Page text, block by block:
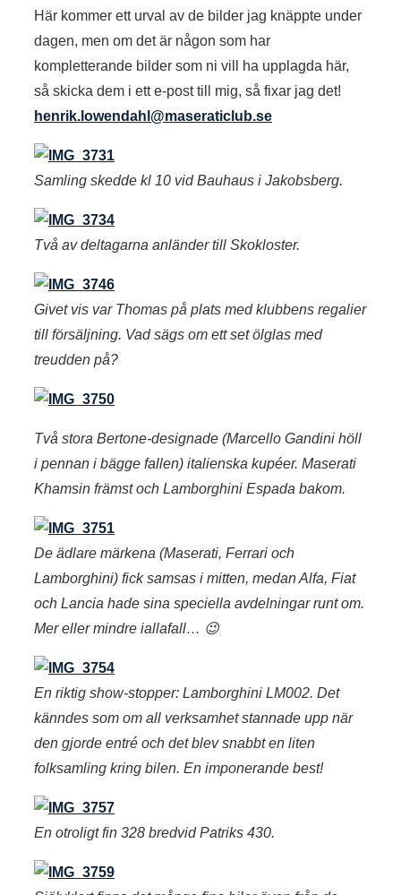
Här kommer ett urval av de bilder jag knäppte under
dagen, men om det är någon som har
kompletterande bilder som ni vill ha upplagda här,
så skicka dem i ett e-post till mig, så fixar jag det!
henrik.lowendahl@maseraticlub.se
Samling skedde kl 10 vid Bauhaus i Jakobsberg.
Två av deltagarna anländer till Skokloster.
Givet vis var Thomas på plats med klubbens regalier
till försäljning. Vad sägs om ett set ölglas med
treudden på?
Två stora Bertone-designade (Marcello Gandini höll
i pennan i bägge fallen) italienska kupéer. Maserati
Khamsin främst och Lamborghini Espada bakom.
De ädlare märkena (Maserati, Ferrari och
Lamborghini) fick samsas i mitten, medan Alfa, Fiat
och Lancia hade sina speciella avdelningar runt om.
Mer eller mindre iallafall… 😉
En riktig show-stopper: Lamborghini LM002. Det
känndes som om all verksamhet stannade upp när
den gjorde entré och det blev snabbt en liten
folksamling kring bilen. En imponerande best!
En otroligt fin 328 bredvid Patriks 430.